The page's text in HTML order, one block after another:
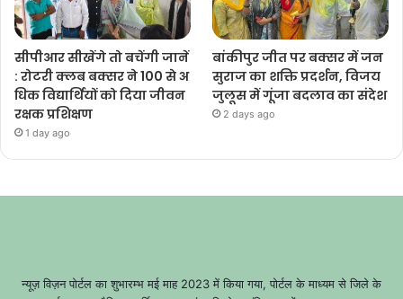
सीपीआर सीखेंगे तो बचेंगी जानें
: रोटरी क्लब बक्सर ने 100 से अ
धिक विद्यार्थियों को दिया जीवन
रक्षक प्रशिक्षण
1 day ago
बांकीपुर जीत पर बक्सर में जन
सुराज का शक्ति प्रदर्शन, विजय
जुलूस में गूंजा बदलाव का संदेश
2 days ago
न्यूज़ विज़न पोर्टल का शुभारम्भ मई माह 2023 में किया गया, पोर्टल के माध्यम से जिले के